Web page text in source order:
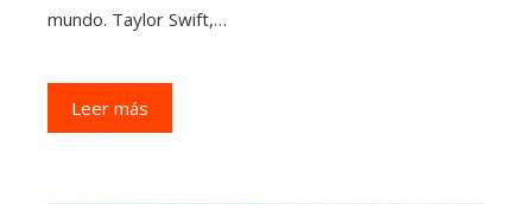
mundo. Taylor Swift,…
Leer más